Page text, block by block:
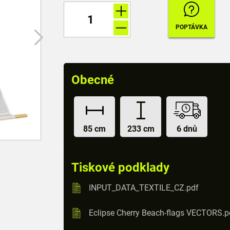
Obecné
85 cm 233 cm 6 dnů
Tiskové podklady
INPUT_DATA_TEXTILE_CZ.pdf
Eclipse Cherry Beach-flags